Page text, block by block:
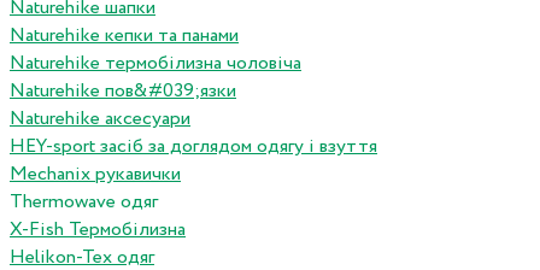
Naturehike шапки
Naturehike кепки та панами
Naturehike термобілизна чоловіча
Naturehike пов&#039;язки
Naturehike аксесуари
HEY-sport засіб за доглядом одягу і взуття
Mechanix рукавички
Thermowave одяг
X-Fish Термобілизна
Helikon-Tex одяг